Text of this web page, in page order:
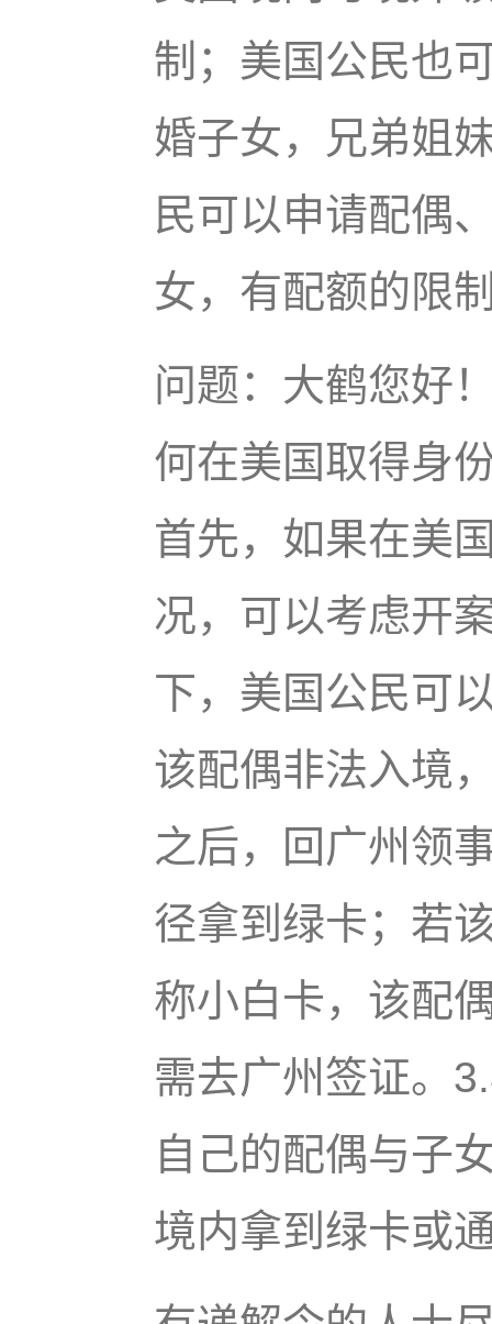
制；美国公民也
婚子女，兄弟姐
民可以申请配偶
女，有配额的限
问题：大鹤您好
何在美国取得身
首先，如果在美
况，可以考虑开
下，美国公民可
该配偶非法入境
之后，回广州领
径拿到绿卡；若
称小白卡，该配
需去广州签证。
自己的配偶与子
境内拿到绿卡或